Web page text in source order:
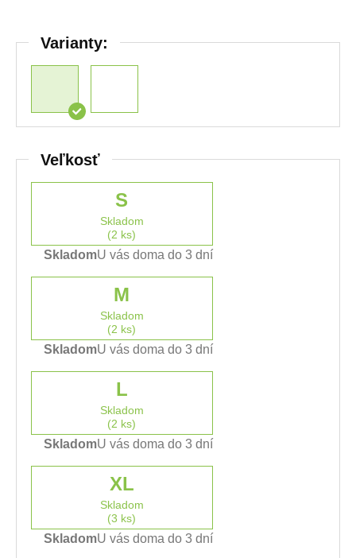
Varianty:
Veľkosť
S
Skladom
(2 ks)
SkladomU vás doma do 3 dní
M
Skladom
(2 ks)
SkladomU vás doma do 3 dní
L
Skladom
(2 ks)
SkladomU vás doma do 3 dní
XL
Skladom
(3 ks)
SkladomU vás doma do 3 dní